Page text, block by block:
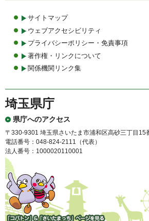
サイトマップ
ウェブアクセシビリティ
プライバシーポリシー・免責事項
著作権・リンクについて
関係機関リンク集
埼玉県庁
県庁へのアクセス
〒330-9301 埼玉県さいたま市浦和区高砂三丁目15
電話番号：048-824-2111（代表）
法人番号：1000020110001